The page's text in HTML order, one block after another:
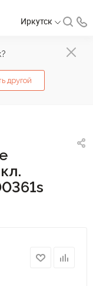
другой
Иркутск